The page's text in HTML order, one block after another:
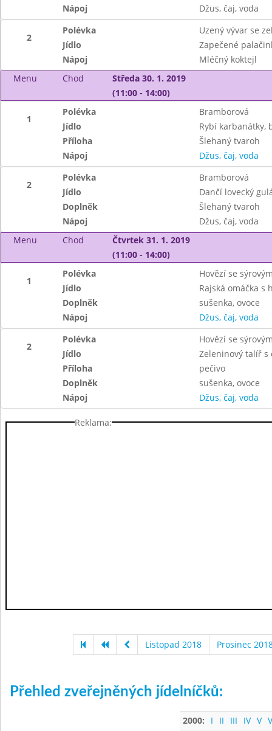
Nápoj
Džus, čaj, voda
2
Polévka
Uzený vývar se
Jídlo
Zapečené
Nápoj
Mléčný koktejl
Menu
Chod
Středa 30. 1. 2019
(11:00 - 14:00)
1
Polévka
Bramborová
Jídlo
Rybí karbanátky,
Příloha
Šlehaný tvaroh
Nápoj
Džus, čaj, voda
2
Polévka
Bramborová
Jídlo
Dančí lovecký
Doplněk
Šlehaný tvaroh
Nápoj
Džus, čaj, voda
Menu
Chod
Čtvrtek 31. 1. 2019
(11:00 - 14:00)
1
Polévka
Hovězí se
Jídlo
Rajská omáčka s
Doplněk
sušenka, ovoce
Nápoj
Džus, čaj, voda
2
Polévka
Hovězí se
Jídlo
Zeleninový talíř s
Příloha
pečivo
Doplněk
sušenka, ovoce
Nápoj
Džus, čaj, voda
Reklama:
Listopad 2018 Prosinec
Přehled zveřejněných jídelníčků:
2000: I II III IV V